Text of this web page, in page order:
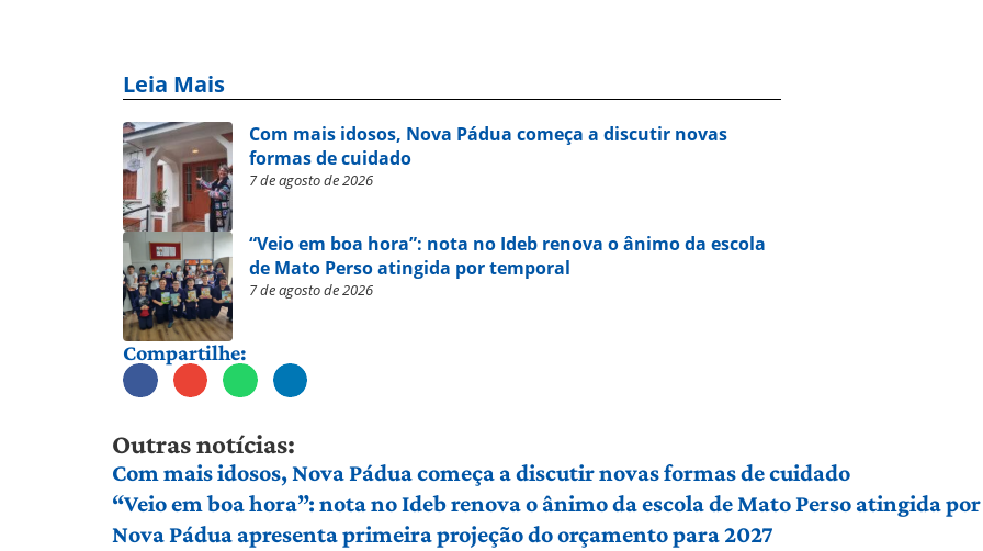
Leia Mais
Com mais idosos, Nova Pádua começa a discutir novas
formas de cuidado
7 de agosto de 2026
“Veio em boa hora”: nota no Ideb renova o ânimo da escola
de Mato Perso atingida por temporal
7 de agosto de 2026
Compartilhe:
Outras notícias:
Com mais idosos, Nova Pádua começa a discutir novas formas de cuidado
“Veio em boa hora”: nota no Ideb renova o ânimo da escola de Mato Perso atingida
Nova Pádua apresenta primeira projeção do orçamento para 2027